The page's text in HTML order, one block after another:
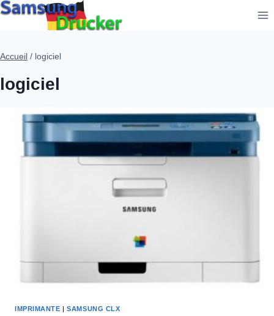
Aller
Accueil / logiciel
logiciel
IMPRIMANTE |SAMSUNG CLX